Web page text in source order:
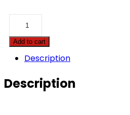
7
serie
quantity
Add to cart
Description
Description